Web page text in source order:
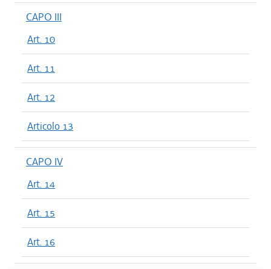
CAPO III
Art. 10
Art. 11
Art. 12
Articolo 13
CAPO IV
Art. 14
Art. 15
Art. 16